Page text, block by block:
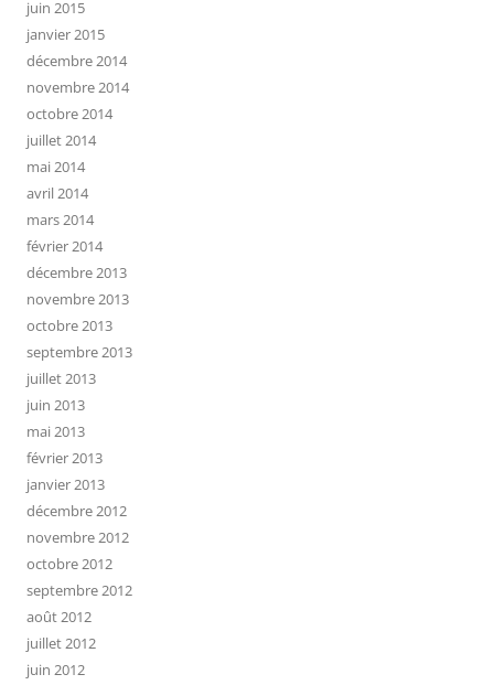
juin 2015
janvier 2015
décembre 2014
novembre 2014
octobre 2014
juillet 2014
mai 2014
avril 2014
mars 2014
février 2014
décembre 2013
novembre 2013
octobre 2013
septembre 2013
juillet 2013
juin 2013
mai 2013
février 2013
janvier 2013
décembre 2012
novembre 2012
octobre 2012
septembre 2012
août 2012
juillet 2012
juin 2012